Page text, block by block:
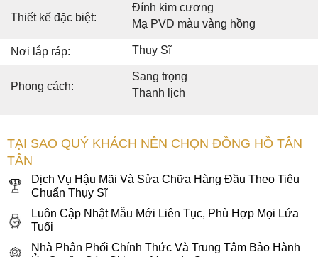
Thiết kế đặc biệt:
Đính kim cương
Mạ PVD màu vàng hồng
Nơi lắp ráp: Thụy Sĩ
Phong cách:
Sang trọng
Thanh lịch
TẠI SAO QUÝ KHÁCH NÊN CHỌN ĐỒNG HỒ TÂN
TÂN
Dịch Vụ Hậu Mãi Và Sửa Chữa Hàng Đầu Theo Tiêu
Chuẩn Thụy Sĩ
Luôn Cập Nhật Mẫu Mới Liên Tục, Phù Hợp Mọi Lứa
Tuổi
Nhà Phân Phối Chính Thức Và Trung Tâm Bảo Hành